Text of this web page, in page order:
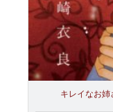
キレイなお